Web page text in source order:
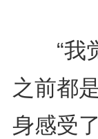
“我觉
之前都
身感受